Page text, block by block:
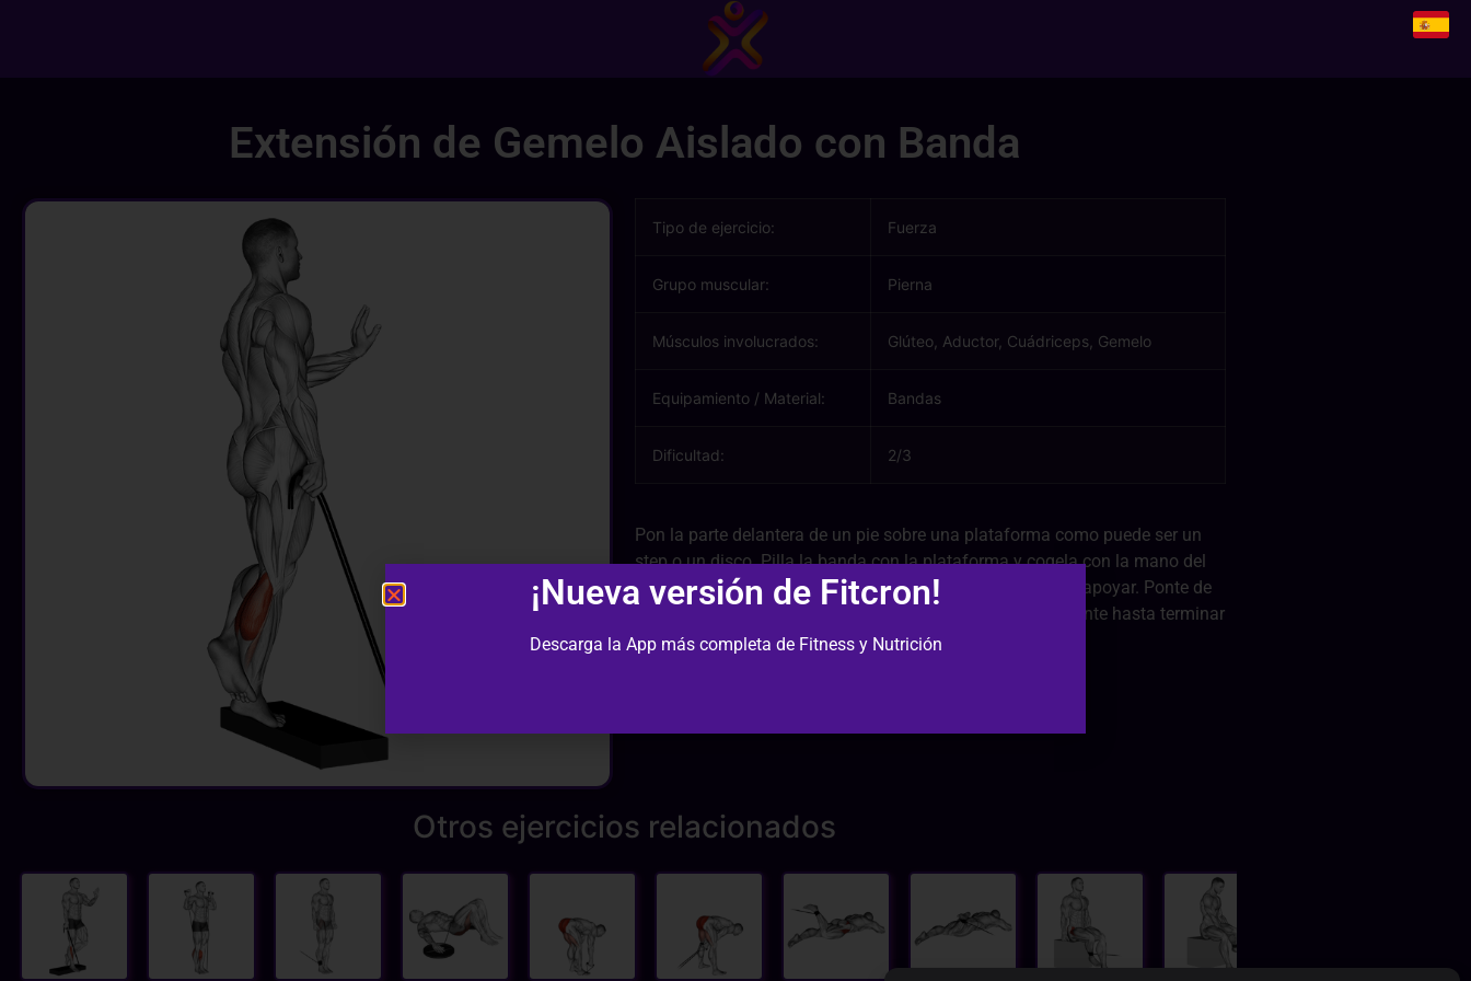
Extensión de Gemelo Aislado con Banda
Tipo de ejercicio: Fuerza
Grupo muscular: Pierna
Músculos involucrados: Glúteo, Aductor, Cuádriceps, Gemelo
Equipamiento / Material: Bandas
Dificultad: 2/3
Pon la parte delantera de un pie sobre una plataforma como puede ser un
step o un disco. Pilla la banda con la plataforma y cogela con la mano del
lado del pie apoyado. La otra pierna ponla hacia atrás sin apoyar. Ponte de
puntillas estirando bien el gemelo y desciende, repetidamente hasta terminar
la serie.
Otros ejercicios relacionados
¡Nueva versión de Fitcron!
Descarga la App más completa de Fitness y Nutrición